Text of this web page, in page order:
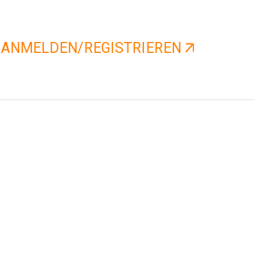
ANMELDEN/REGISTRIEREN